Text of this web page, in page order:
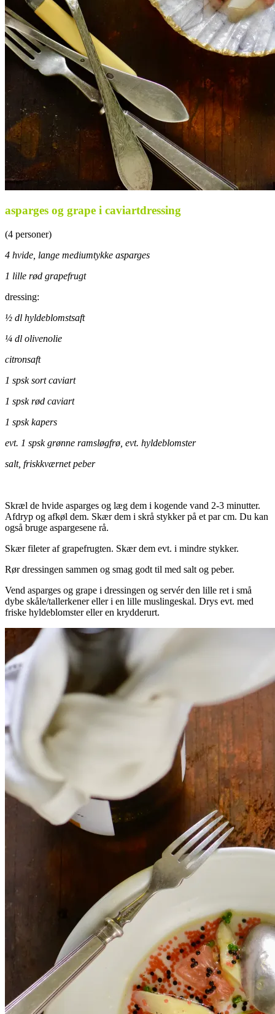
asparges og grape i caviartdressing
(4 personer)
4 hvide, lange mediumtykke asparges
1 lille rød grapefrugt
dressing:
½ dl hyldeblomstsaft
¼ dl olivenolie
citronsaft
1 spsk sort caviart
1 spsk rød caviart
1 spsk kapers
evt. 1 spsk grønne ramsløgfrø, evt. hyldeblomster
salt, friskkværnet peber
Skræl de hvide asparges og læg dem i kogende vand 2-3 minutter.
Afdryp og afkøl dem. Skær dem i skrå stykker på et par cm. Du kan
også bruge aspargesene rå.
Skær fileter af grapefrugten. Skær dem evt. i mindre stykker.
Rør dressingen sammen og smag godt til med salt og peber.
Vend asparges og grape i dressingen og servér den lille ret i små
dybe skåle/tallerkener eller i en lille muslingeskal. Drys evt. med
friske hyldeblomster eller en krydderurt.